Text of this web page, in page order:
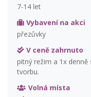
7-14 let
Vybavení na akci
přezůvky
V ceně zahrnuto
pitný režim a 1x denně
tvorbu.
Volná místa